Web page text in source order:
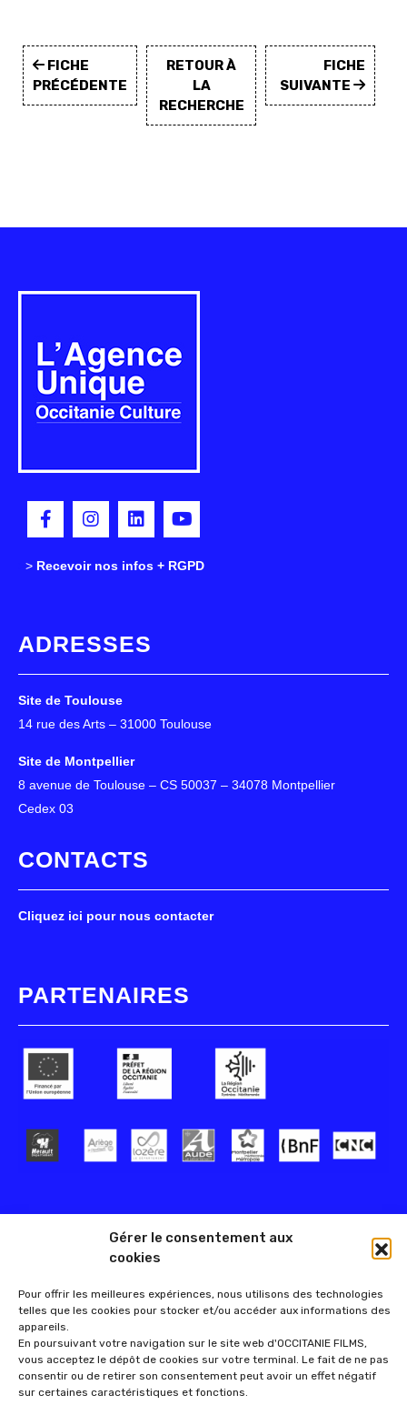
Gérer le consentement aux
cookies
Pour offrir les meilleures expériences, nous utilisons des technologies
telles que les cookies pour stocker et/ou accéder aux informations des
appareils.
En poursuivant votre navigation sur le site web d'OCCITANIE FILMS,
vous acceptez le dépôt de cookies sur votre terminal. Le fait de ne pas
consentir ou de retirer son consentement peut avoir un effet négatif
sur certaines caractéristiques et fonctions.
FICHE
PRÉCÉDENTE
RETOUR À
LA
RECHERCHE
FICHE
SUIVANTE
> Recevoir nos infos + RGPD
ADRESSES
Site de Toulouse
14 rue des Arts – 31000 Toulouse
Site de Montpellier
8 avenue de Toulouse – CS 50037 – 34078 Montpellier
Cedex 03
CONTACTS
Cliquez ici pour nous contacter
PARTENAIRES